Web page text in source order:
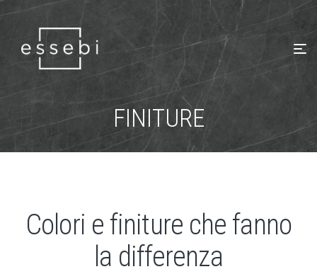
FINITURE
Colori e finiture che fanno
la differenza